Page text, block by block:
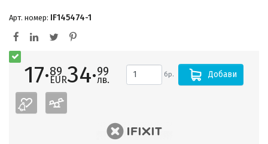
Арт. номер: IF145474-1
17·89
EUR34·99
лв. бр. Добави